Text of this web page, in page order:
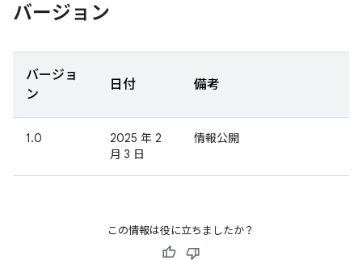
バージョン
バージョ
ン
日付 備考
1.0
2025 年 2
月 3 日
情報公開
この情報は役に立ちましたか？